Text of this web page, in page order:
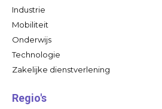
Industrie
Mobiliteit
Onderwijs
Technologie
Zakelijke dienstverlening
Regio's